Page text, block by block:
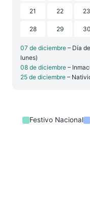
21 22 23
28 29 30
07 de diciembre – Día
lunes)
08 de diciembre –
25 de diciembre –
Festivo Nacional